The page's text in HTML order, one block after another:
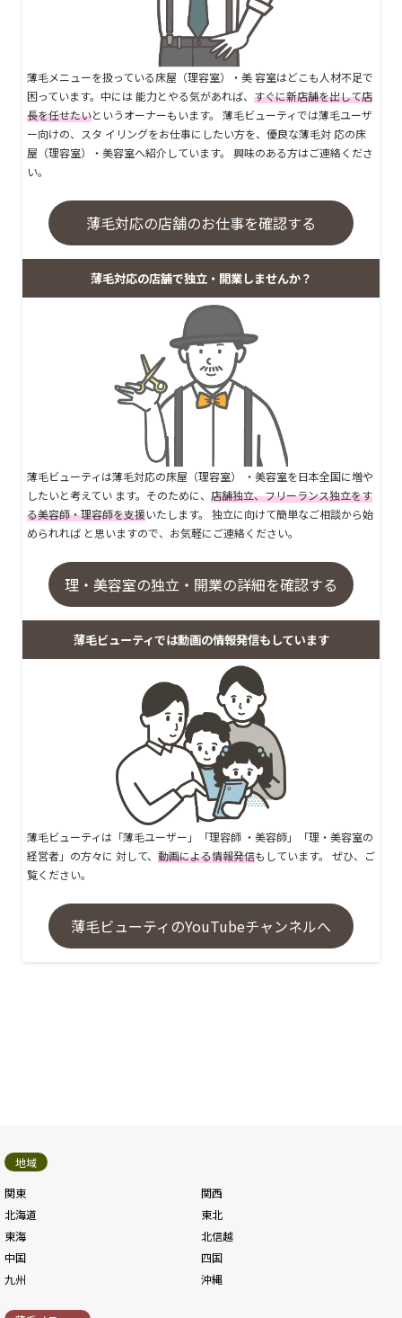
薄毛メニューを扱っている床屋（理容室）・美 容室はどこも人材不足で
困っています。中には 能力とやる気があれば、 すぐに新店舗を出して店
長を任せたいというオーナーもいます。 薄毛ビューティでは薄毛ユーザ
ー向けの、スタ イリングをお仕事にしたい方を、優良な薄毛対 応の床
屋（理容室）・美容室へ紹介しています。 興味のある方はご連絡くださ
い。
薄毛対応の店舗のお仕事を確認する
薄毛対応の店舗で独立・開業しませんか？
薄毛ビューティは薄毛対応の床屋（理容室） ・美容室を日本全国に増や
したいと考えてい ます。そのために、 店舗独立、フリーランス独立をす
る美容師・理容師を支援いたします。 独立に向けて簡単なご相談から始
められれば と思いますので、お気軽にご連絡ください。
理・美容室の独立・開業の詳細を確認する
薄毛ビューティでは動画の情報発信もしています
薄毛ビューティは「薄毛ユーザー」「理容師 ・美容師」「理・美容室の
経営者」の方々に 対して、 動画による情報発信もしています。 ぜひ、ご
覧ください。
薄毛ビューティのYouTubeチャンネルへ
地域
関東
関西
北海道
東北
東海
北信越
中国
四国
九州
沖縄